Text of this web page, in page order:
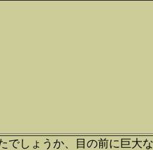
でしょうか、目の前に巨大